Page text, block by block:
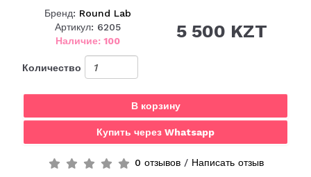
Бренд: Round Lab
Артикул: 6205
Наличие: 100
5 500 KZT
Количество
В корзину
Купить через Whatsapp
0 отзывов/ Написать отзыв